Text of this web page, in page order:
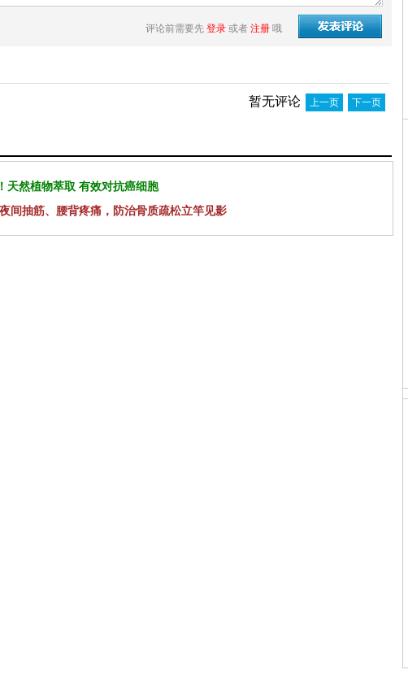
评论前需要先 登录 或者 注册 哦
暂无评论 上一页 下一页
天然植物萃取 有效对抗癌细胞
间抽筋、腰背疼痛，防治骨质疏松立竿见影